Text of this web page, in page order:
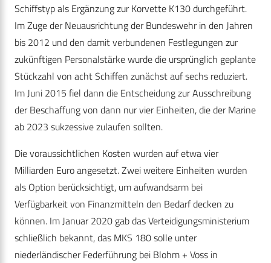
Schiffstyp als Ergänzung zur Korvette K130 durchgeführt.
Im Zuge der Neuausrichtung der Bundeswehr in den Jahren
bis 2012 und den damit verbundenen Festlegungen zur
zukünftigen Personalstärke wurde die ursprünglich geplante
Stückzahl von acht Schiffen zunächst auf sechs reduziert.
Im Juni 2015 fiel dann die Entscheidung zur Ausschreibung
der Beschaffung von dann nur vier Einheiten, die der Marine
ab 2023 sukzessive zulaufen sollten.
Die voraussichtlichen Kosten wurden auf etwa vier
Milliarden Euro angesetzt. Zwei weitere Einheiten wurden
als Option berücksichtigt, um aufwandsarm bei
Verfügbarkeit von Finanzmitteln den Bedarf decken zu
können. Im Januar 2020 gab das Verteidigungsministerium
schließlich bekannt, das MKS 180 solle unter
niederländischer Federführung bei Blohm + Voss in